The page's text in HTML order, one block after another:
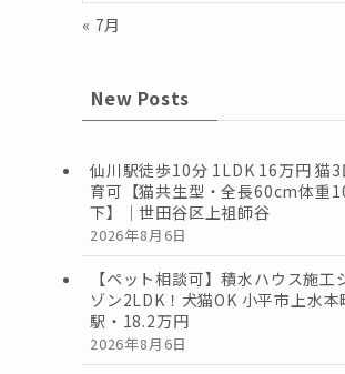
« 7月
New Posts
仙川駅徒歩10分 1LDK 16万円 猫3
育可【猫共生型・全長60cm体重
下】｜世田谷区上祖師谷
2026年8月6日
【ペット相談可】積水ハウス施工
ゾン2LDK！犬猫OK 小平市上水本
駅・18.2万円
2026年8月6日